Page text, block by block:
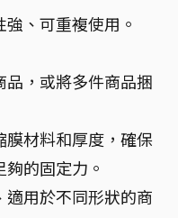
、可重複使用。
品，或將多件商品捆
膜材料和厚度，確保
的固定力。
用於不同形狀的商